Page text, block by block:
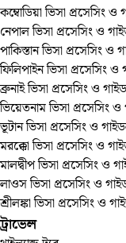
কম্বোডিয়া ভিসা প্রসেসিং ও
নেপাল ভিসা প্রসেসিং ও
পাকিস্তান ভিসা প্রসেসিং ও
ফিলিপাইন ভিসা প্রসেসিং ও
ব্রুনাই ভিসা প্রসেসিং ও
ভিয়েতনাম ভিসা প্রসেসিং
ভূটান ভিসা প্রসেসিং ও
মরক্কো ভিসা প্রসেসিং ও
মালদ্বীপ ভিসা প্রসেসিং ও
লাওস ভিসা প্রসেসিং ও
শ্রীলঙ্কা ভিসা প্রসেসিং ও
ট্রাভেল